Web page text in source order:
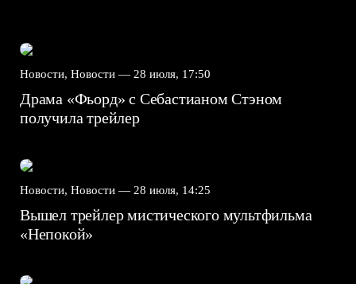
Новости, Новости — 28 июля, 17:50
Драма «Фьорд» с Себастианом Стэном
получила трейлер
Новости, Новости — 28 июля, 14:25
Вышел трейлер мистического мультфильма
«Непокой»